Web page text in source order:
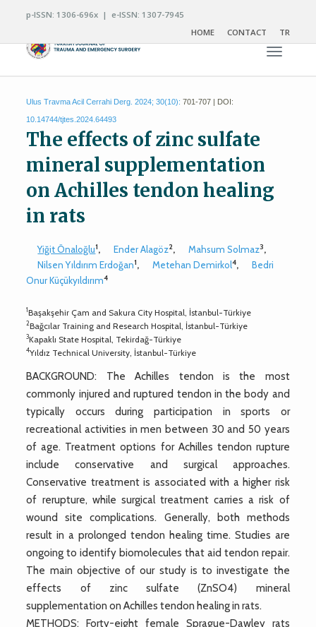
p-ISSN: 1306-696x | e-ISSN: 1307-7945
HOME
CONTACT TR
Toggle
Ulus Travma Acil Cerrahi Derg. 2024; 30(10): 701-707 | DOI:
10.14744/tjtes.2024.64493
The effects of zinc sulfate
mineral supplementation
on Achilles tendon healing
in rats
Yiğit Önaloğlu1, Ender Alagöz2, Mahsum Solmaz3,
Nilsen Yıldırım Erdoğan1, Metehan Demirkol4,
Bedri
Onur Küçükyıldırım4
1Başakşehir Çam and Sakura City Hospital, İstanbul-Türkiye
2Bağcılar Training and Research Hospital, İstanbul-Türkiye
3Kapaklı State Hospital, Tekirdağ-Türkiye
4Yıldız Technical University, İstanbul-Türkiye
BACKGROUND: The Achilles tendon is the most
commonly injured and ruptured tendon in the body and
typically occurs during participation in sports or
recreational activities in men between 30 and 50 years
of age. Treatment options for Achilles tendon rupture
include conservative and surgical approaches.
Conservative treatment is associated with a higher risk
of rerupture, while surgical treatment carries a risk of
wound site complications. Generally, both methods
result in a prolonged tendon healing time. Studies are
ongoing to identify biomolecules that aid tendon repair.
The main objective of our study is to investigate the
effects of zinc sulfate (ZnSO4) mineral
supplementation on Achilles tendon healing in rats.
METHODS: Forty-eight female Sprague-Dawley rats